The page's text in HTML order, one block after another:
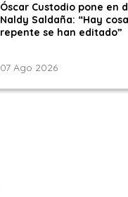
Óscar Custodio pone en
Naldy Saldaña: “Hay
repente se han editado”
07 Ago 2026